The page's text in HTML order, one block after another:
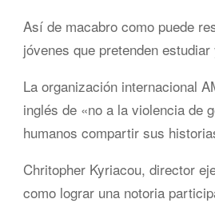
Así de macabro como puede
jóvenes que pretenden
La organización internacional
inglés de «no a la violencia de
humanos compartir sus
Chritopher Kyriacou, director
como lograr una notoria